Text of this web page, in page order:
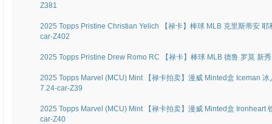
Z381
2025 Topps Pristine Christian Yelich 【禄卡】棒球 MLB 克里斯蒂安
car-Z402
2025 Topps Pristine Drew Romo RC 【禄卡】棒球 MLB 德鲁 罗莫 新
2025 Topps Marvel (MCU) Mint 【禄卡拍卖】漫威 Minted盒 Iceman
7.24-car-Z39
2025 Topps Marvel (MCU) Mint 【禄卡拍卖】漫威 Minted盒 Ironheart
car-Z40